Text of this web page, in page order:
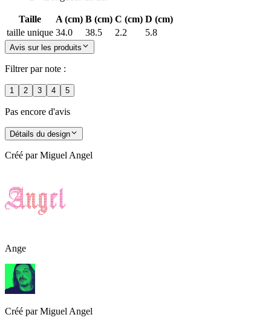
Taille A (cm) B (cm) C (cm) D (cm)
taille unique 34.0 38.5 2.2 5.8
Avis sur les produits
Filtrer par note :
1 2 3 4 5
Pas encore d'avis
Détails du design
Créé par Miguel Angel
Ange
Créé par Miguel Angel